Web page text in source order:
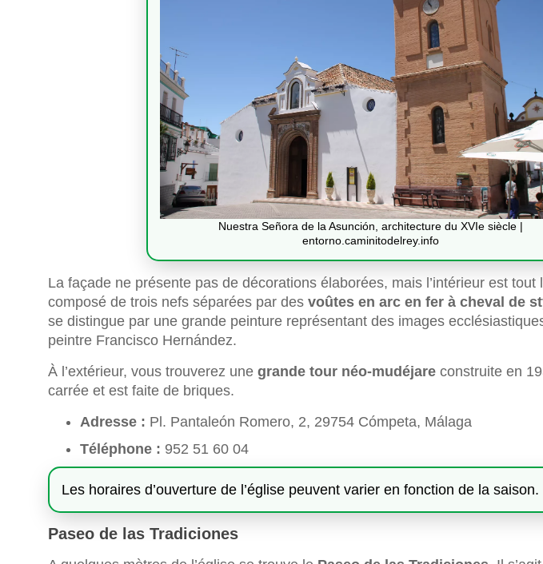
Nuestra Señora de la Asunción, architecture du XVIe siècle |
entorno.caminitodelrey.info
La façade ne présente pas de décorations élaborées, mais l’intérieur est tout
composé de trois nefs séparées par des voûtes en arc en fer à cheval de
se distingue par une grande peinture représentant des images
peintre Francisco Hernández.
À l’extérieur, vous trouverez une grande tour néo-mudéjare construite en
carrée et est faite de briques.
Adresse : Pl. Pantaleón Romero, 2, 29754 Cómpeta, Málaga
Téléphone : 952 51 60 04
Les horaires d’ouverture de l’église peuvent varier en fonction de la saison.
Paseo de las Tradiciones